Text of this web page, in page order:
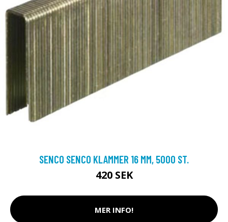
SENCO SENCO KLAMMER 16 MM, 5000 ST.
420 SEK
MER INFO!